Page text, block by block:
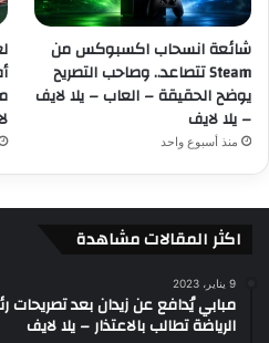
شائعة انسحاب اكسبوكس من
Steam تتصاعد.. وصاحب التصريح
يوضح الحقيقة – العاب – يلا لايف
– يلا لايف
منذ أسبوع واحد
اكثر المقالات مشاهدة
9 يناير، 2023
مبابي يُدافع عن زيدان بعد تصريحات
الرياضة تطالب بالاعتذار – يلا لايف